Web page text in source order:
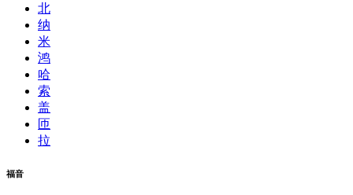
北
纳
米
鸿
哈
索
盖
匝
拉
福音